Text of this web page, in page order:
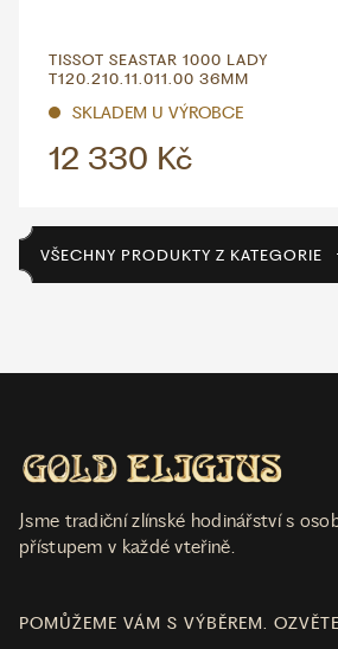
TISSOT SEASTAR 1000 LADY
T120.210.11.011.00 36MM
SKLADEM U VÝROBCE
12 330 Kč
VŠECHNY PRODUKTY Z KATEGORIE
Jsme tradiční zlínské hodinářství s
přístupem v každé vteřině.
POMŮŽEME VÁM S VÝBĚREM.